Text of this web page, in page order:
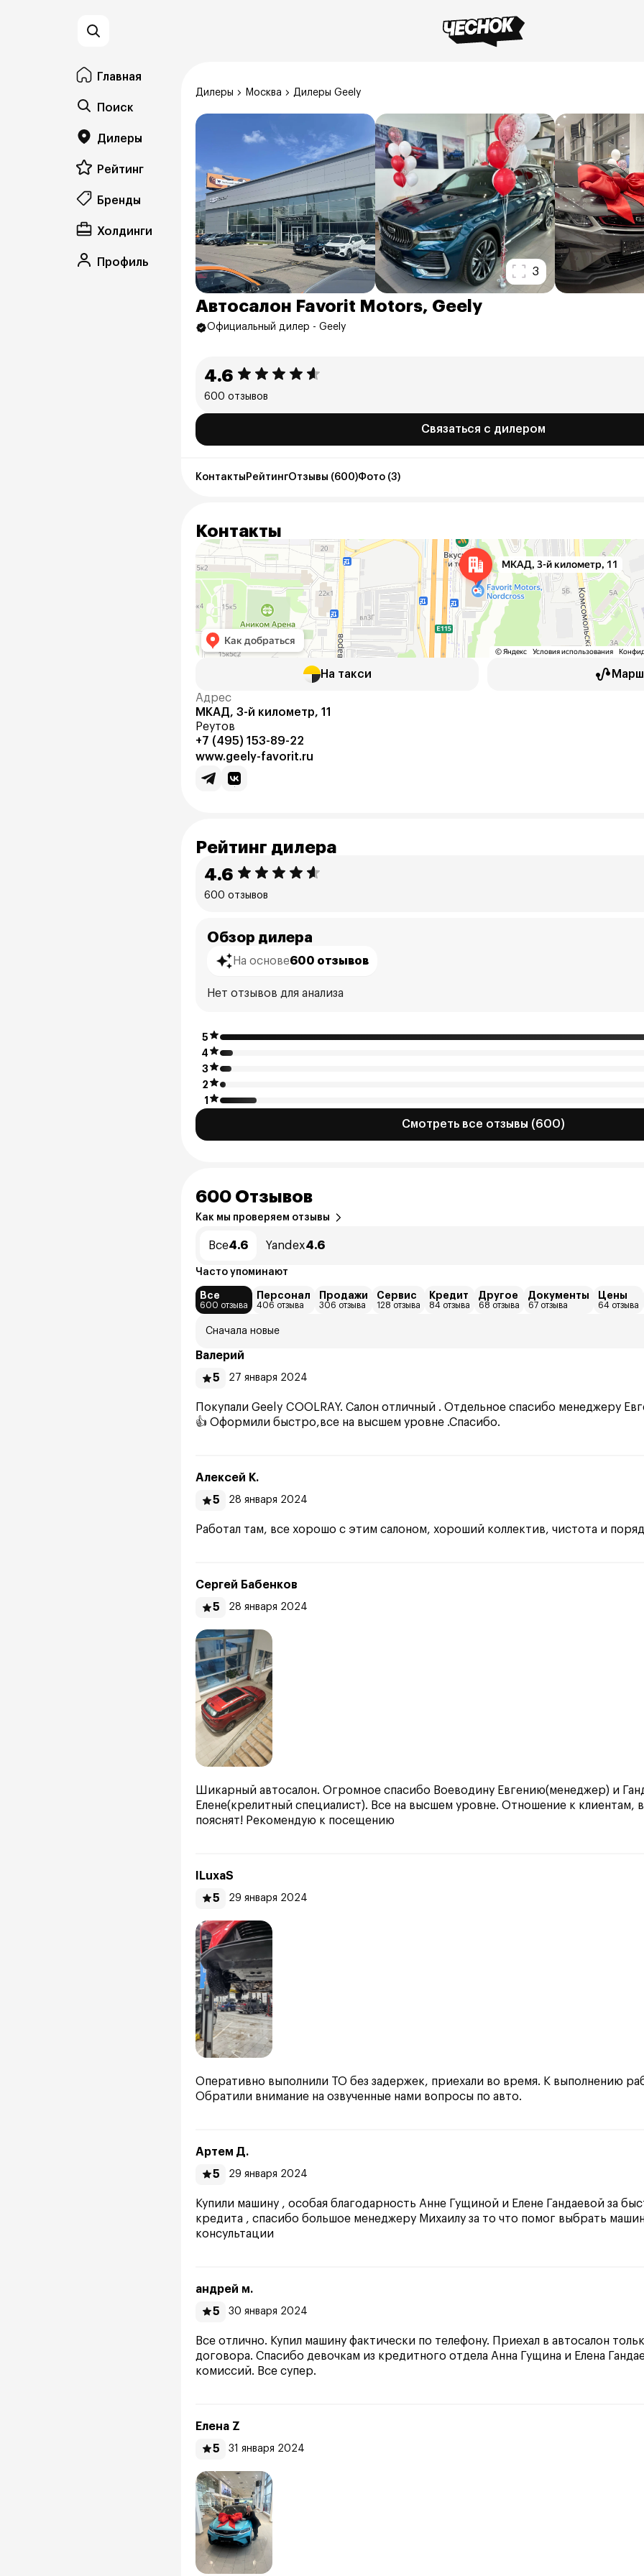
Главная
Поиск
Дилеры
Рейтинг
Бренды
Холдинги
Профиль
Дилеры Москва Дилеры Geely
3
Автосалон Favorit Motors, Geely
Официальный дилер - Geely
4.6
600 отзывов
Связаться с дилером
Контакты РейтингОтзывы (600)Фото (3)
Контакты
На такси
Адрес
МКАД, 3-й километр, 11
Реутов
+7 (495) 153-89-22
www.geely-favorit.ru
Рейтинг дилера
4.6
600 отзывов
Обзор дилера
На основе600 отзывов
Нет отзывов для анализа
5
4
3
2
1
Смотреть все отзывы (600)
600 Отзывов
Как мы проверяем отзывы
Все4.6 Yandex4.6
Часто упоминают
Все
600 отзыва
Персонал
406 отзыва
Продажи
306 отзыва
Сервис
128 отзыва
Кредит
84 отзыва
Другое
68 отзыва
Документы
67 отзыва
Цены
64 отзыва
Сначала новые
Валерий
5
27 января 2024
Покупали Geely COOLRAY. Салон отличный . Отдельное спасибо менеджеру
👍 Оформили быстро,все на высшем уровне .Спасибо.
Алексей К.
5
28 января 2024
Работал там, все хорошо с этим салоном, хороший коллектив, чистота и
Сергей Бабенков
5
28 января 2024
Шикарный автосалон. Огромное спасибо Воеводину Евгению(менеджер) и
Елене(крелитный специалист). Все на высшем уровне. Отношение к клиентам,
пояснят! Рекомендую к посещению
ILuxaS
5
29 января 2024
Оперативно выполнили ТО без задержек, приехали во время. К выполнению
Обратили внимание на озвученные нами вопросы по авто.
Артем Д.
5
29 января 2024
Купили машину , особая благодарность Анне Гущиной и Елене Гандаевой за
кредита , спасибо большое менеджеру Михаилу за то что помог выбрать
консультации
андрей м.
5
30 января 2024
Все отлично. Купил машину фактически по телефону. Приехал в автосалон
договора. Спасибо девочкам из кредитного отдела Анна Гущина и Елена
комиссий. Все супер.
Елена Z
5
31 января 2024